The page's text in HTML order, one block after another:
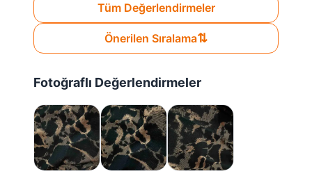
Tüm Değerlendirmeler
Önerilen Sıralama⇅
Fotoğraflı Değerlendirmeler